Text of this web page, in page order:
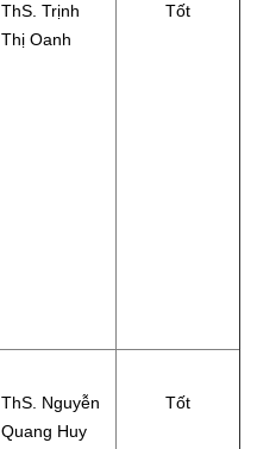
ThS. Trịnh
Thị Oanh
Tốt
ThS. Nguyễn
Quang Huy
Tốt